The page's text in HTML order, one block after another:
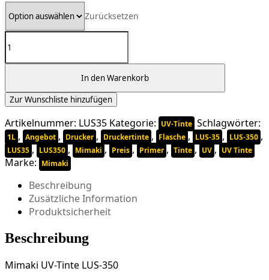
Zurücksetzen
Flexible
UV
LUS-
350
Menge
In den Warenkorb
Zur Wunschliste hinzufügen
Artikelnummer: LUS35 Kategorie: UV-Tinte Schlagwörter:
1L , Angebot , Drucker , Druckertinte , Flasche , LUS-35 , LUS-350 ,
LUS35 , LUS350 , Mimaki , Preis , Primer , Tinte , UV , UV Tinte
Marke: Mimaki
Beschreibung
Zusätzliche Information
Produktsicherheit
Beschreibung
Mimaki UV-Tinte LUS-350